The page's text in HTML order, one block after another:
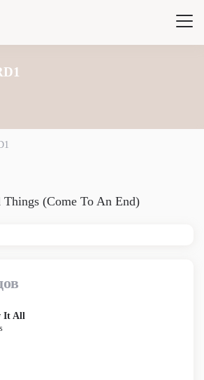
(Come To An End)
It All